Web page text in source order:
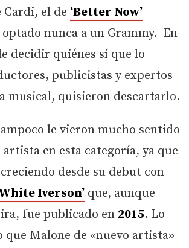
el de ‘Better Now’
nunca a un Grammy. En
decidir quiénes sí que lo
publicistas y expertos
musical, quisieron descartarlo.
le vieron mucho sentido
en esta categoría, ya que
desde su debut con
Iverson’ que, aunque
fue publicado en 2015. Lo
que Malone de «nuevo artista»